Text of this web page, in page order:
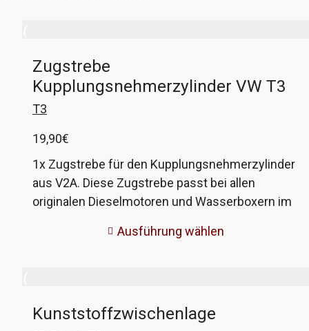
Zugstrebe
Kupplungsnehmerzylinder VW T3
T3
19,90€
1x Zugstrebe für den Kupplungsnehmerzylinder
aus V2A. Diese Zugstrebe passt bei allen
originalen Dieselmotoren und Wasserboxern im
Nehmerzylinders mit dem Getriebe. Bei dieser
werden. Ausserdem sind Strebe und Schraube
Ausführung wählen
Kunststoffzwischenlage